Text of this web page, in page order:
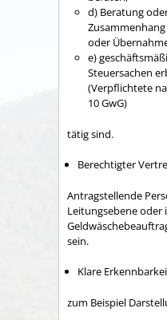
d) Beratung
oder
e)
Steuersachen
(Verpflichtete
10 GwG)
tätig sind.
Berechtigter
Antragstellende
Leitungsebene
sein.
Klare
zum Beispiel